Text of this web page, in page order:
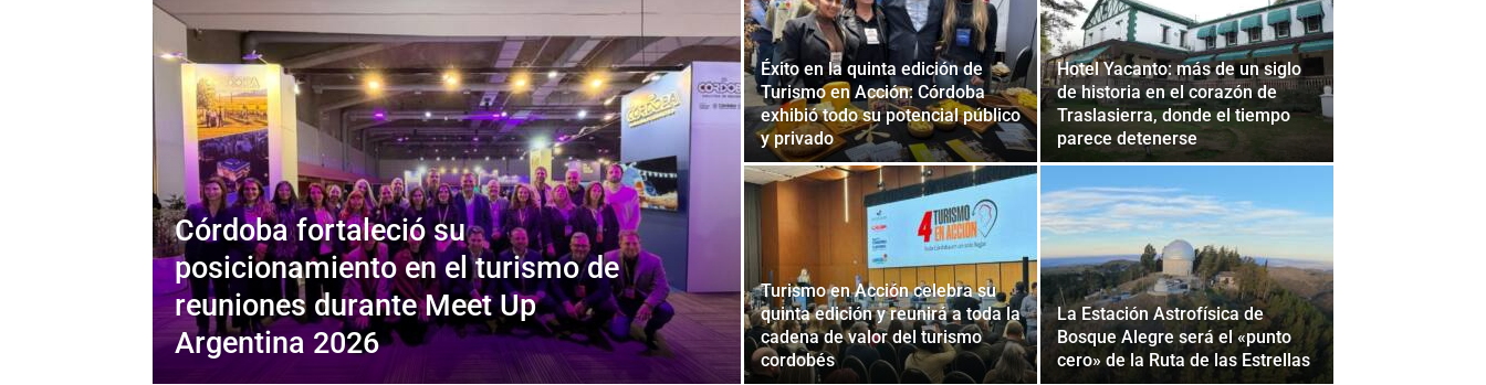
Córdoba fortaleció su
posicionamiento en el turismo de
reuniones durante Meet Up
Argentina 2026
Éxito en la quinta edición de
Turismo en Acción: Córdoba
exhibió todo su potencial público
y privado
Hotel Yacanto: más de un siglo
de historia en el corazón de
Traslasierra, donde el tiempo
parece detenerse
Turismo en Acción celebra su
quinta edición y reunirá a toda la
cadena de valor del turismo
cordobés
La Estación Astrofísica de
Bosque Alegre será el «punto
cero» de la Ruta de las Estrellas